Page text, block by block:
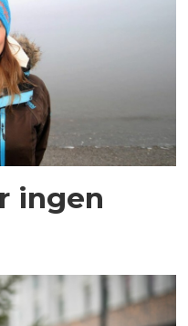
ingen